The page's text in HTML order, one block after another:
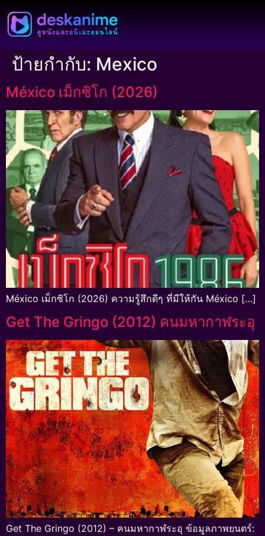
ป้ายกำกับ: Mexico
México เม็กซิโก (2026)
México เม็กซิโก (2026) ความรู้สึกดีๆ ที่มีให้กัน México […]
Get The Gringo (2012) คนมหากาฬระอุ
Get The Gringo (2012) – คนมหากาฬระอุ ข้อมูลภาพยนตร์: